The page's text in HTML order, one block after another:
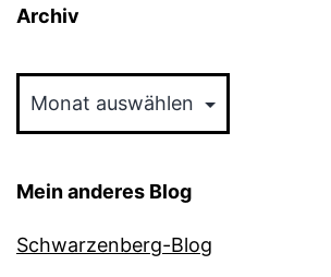
Archiv
Mein anderes Blog
Schwarzenberg-Blog